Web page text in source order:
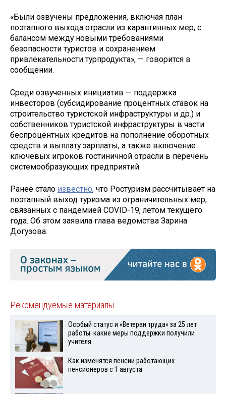
«Были озвучены предложения, включая план
поэтапного выхода отрасли из карантинных мер, с
балансом между новыми требованиями
безопасности туристов и сохранением
привлекательности турпродукта», — говорится в
сообщении.
Среди озвученных инициатив — поддержка
инвесторов (субсидирование процентных ставок на
строительство туристской инфраструктуры и др.) и
собственников туристской инфраструктуры в части
беспроцентных кредитов на пополнение оборотных
средств и выплату зарплаты, а также включение
ключевых игроков гостиничной отрасли в перечень
системообразующих предприятий.
Ранее стало известно, что Ростуризм рассчитывает на
поэтапный выход туризма из ограничительных мер,
связанных с пандемией COVID-19, летом текущего
года. Об этом заявила глава ведомства Зарина
Догузова.
Рекомендуемые материалы
Особый статус и «Ветеран труда» за 25 лет
работы: какие меры поддержки получили
учителя
Как изменятся пенсии работающих
пенсионеров с 1 августа